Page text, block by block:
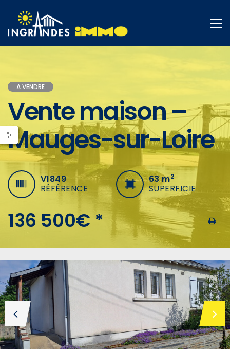
A VENDRE
Vente maison –
Mauges-sur-Loire
V1849
RÉFÉRENCE
63m2
SUPERFICIE
136 500€ *